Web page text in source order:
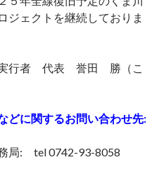
ジェクトを継続しておりま
実行者 代表 誉田 勝（こ
どに関するお問い合わせ先:
局: tel 0742-93-8058